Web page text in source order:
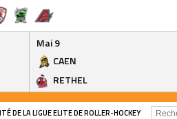
Mai 9
CAEN
RETHEL
DE LA LIGUE ELITE DE ROLLER-HOCKEY